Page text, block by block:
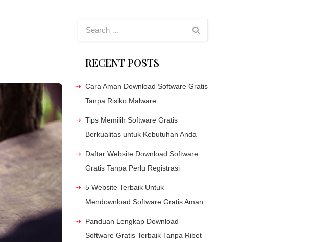
Gratis
RECENT POSTS
Cara Aman Download Software Gratis
Tanpa Risiko Malware
Tips Memilih Software Gratis
Berkualitas untuk Kebutuhan Anda
Daftar Website Download Software
Gratis Tanpa Perlu Registrasi
5 Website Terbaik Untuk
Mendownload Software Gratis Aman
Panduan Lengkap Download
Software Gratis Terbaik Tanpa Ribet